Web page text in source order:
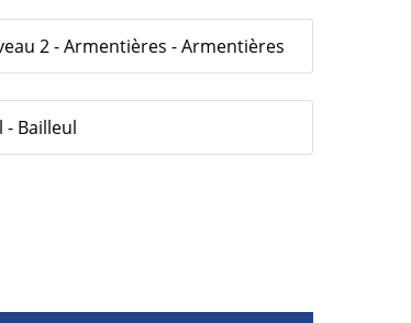
2 - Armentières - Armentières
- Bailleul